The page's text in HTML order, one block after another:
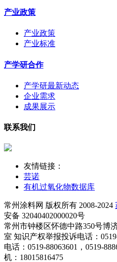
产业政策
产业政策
产业标准
产学研合作
产学研最新动态
企业需求
成果展示
联系我们
友情链接：
芸诺
有机过氧化物数据库
常州涂料网 版权所有 2008-2024
安备 32040402000020号
常州市钟楼区怀德中路350号博
室 知识产权举报投诉电话：
电话：0519-88063601，0519-
机：18015816475